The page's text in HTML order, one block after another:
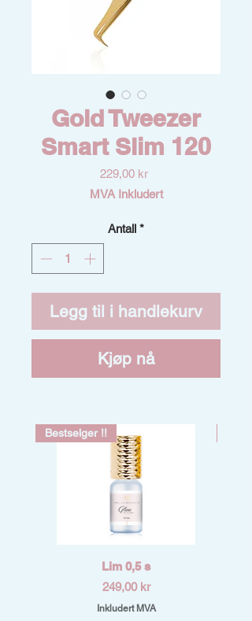
Gold Tweezer
Smart Slim 120
229,00 krPris
MVA Inkludert
Antall *
Legg til i handlekurv
Kjøp nå
Bestselger !!
Lim 0,5 s
Pris
249,00 kr
Inkludert MVA